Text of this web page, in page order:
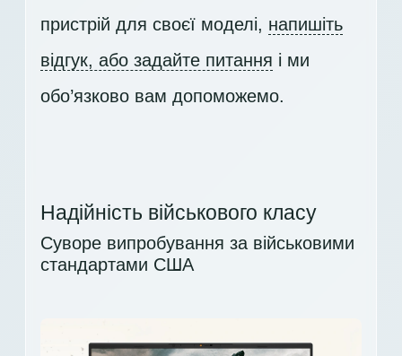
пристрій для своєї моделі, напишіть
відгук, або задайте питання і ми
обо’язково вам допоможемо.
Надійність військового класу
Суворе випробування за військовими
стандартами США